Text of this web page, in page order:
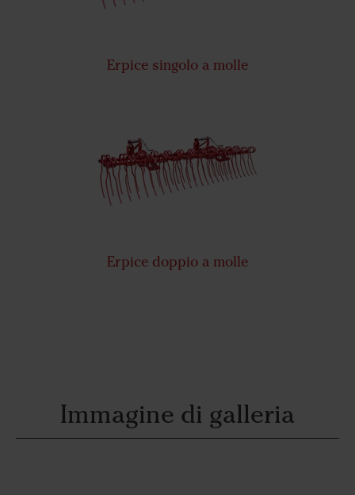
Erpice singolo a molle
Erpice doppio a molle
Immagine di galleria